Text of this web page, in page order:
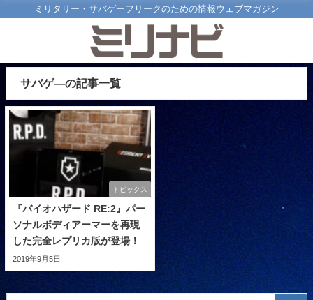
ミリタリー・サバゲーフリークのための情報ウェブマガジン
サバゲ―の記事一覧
トピックス
『バイオハザード RE:2』パー
ソナルボディアーマーを再現
した完全レプリカ版が登場！
2019年9月5日